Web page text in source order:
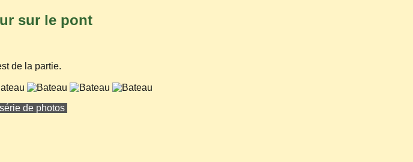
sur le pont
de la partie.
de photos